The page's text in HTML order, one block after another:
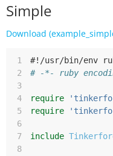
Simple
Download
1
#!/usr/bin/env
2
# -*- ruby
3
4
require
5
require
6
7
include
8